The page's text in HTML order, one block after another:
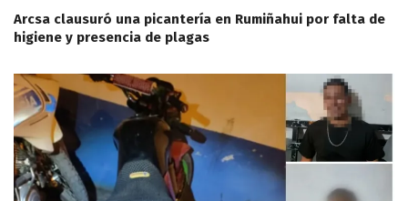
Arcsa clausuró una picantería en Rumiñahui por falta de
higiene y presencia de plagas